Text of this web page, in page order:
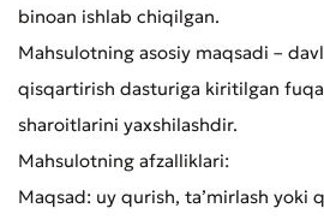
binoan ishlab chiqilgan.
Mahsulotning asosiy maqsadi –
qisqartirish dasturiga kiritilgan
sharoitlarini yaxshilashdir.
Mahsulotning afzalliklari:
Maqsad: uy qurish, ta’mirlash yoki